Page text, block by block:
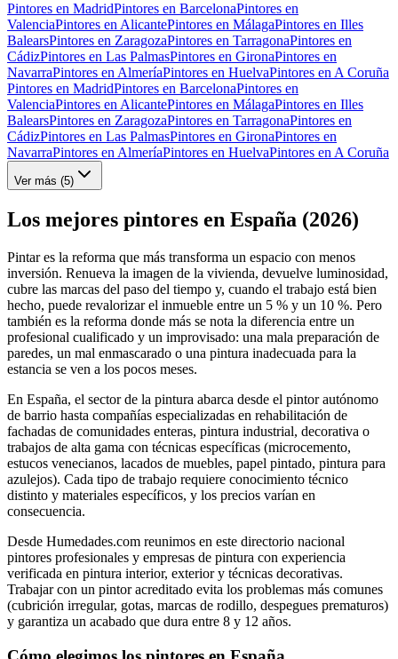
Pintores en MadridPintores en BarcelonaPintores en
ValenciaPintores en AlicantePintores en MálagaPintores en Illes
BalearsPintores en ZaragozaPintores en TarragonaPintores en
CádizPintores en Las PalmasPintores en GironaPintores en
NavarraPintores en AlmeríaPintores en HuelvaPintores en A Coruña
Pintores en MadridPintores en BarcelonaPintores en
ValenciaPintores en AlicantePintores en MálagaPintores en Illes
BalearsPintores en ZaragozaPintores en TarragonaPintores en
CádizPintores en Las PalmasPintores en GironaPintores en
NavarraPintores en AlmeríaPintores en HuelvaPintores en A Coruña
Ver más (5)
Los mejores pintores en España (2026)
Pintar es la reforma que más transforma un espacio con menos
inversión. Renueva la imagen de la vivienda, devuelve luminosidad,
cubre las marcas del paso del tiempo y, cuando el trabajo está bien
hecho, puede revalorizar el inmueble entre un 5 % y un 10 %. Pero
también es la reforma donde más se nota la diferencia entre un
profesional cualificado y un improvisado: una mala preparación de
paredes, un mal enmascarado o una pintura inadecuada para la
estancia se ven a los pocos meses.
En España, el sector de la pintura abarca desde el pintor autónomo
de barrio hasta compañías especializadas en rehabilitación de
fachadas de comunidades enteras, pintura industrial, decorativa o
trabajos de alta gama con técnicas específicas (microcemento,
estucos venecianos, lacados de muebles, papel pintado, pintura para
azulejos). Cada tipo de trabajo requiere conocimiento técnico
distinto y materiales específicos, y los precios varían en
consecuencia.
Desde Humedades.com reunimos en este directorio nacional
pintores profesionales y empresas de pintura con experiencia
verificada en pintura interior, exterior y técnicas decorativas.
Trabajar con un pintor acreditado evita los problemas más comunes
(cubrición irregular, gotas, marcas de rodillo, despegues prematuros)
y garantiza un acabado que dura entre 8 y 12 años.